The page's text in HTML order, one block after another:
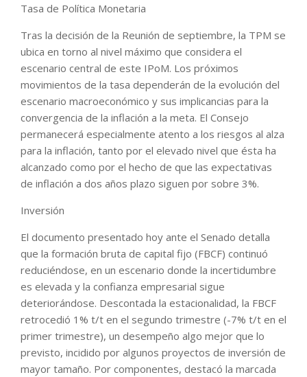
Tasa de Política Monetaria
Tras la decisión de la Reunión de septiembre, la TPM se
ubica en torno al nivel máximo que considera el
escenario central de este IPoM. Los próximos
movimientos de la tasa dependerán de la evolución del
escenario macroeconómico y sus implicancias para la
convergencia de la inflación a la meta. El Consejo
permanecerá especialmente atento a los riesgos al alza
para la inflación, tanto por el elevado nivel que ésta ha
alcanzado como por el hecho de que las expectativas
de inflación a dos años plazo siguen por sobre 3%.
Inversión
El documento presentado hoy ante el Senado detalla
que la formación bruta de capital fijo (FBCF) continuó
reduciéndose, en un escenario donde la incertidumbre
es elevada y la confianza empresarial sigue
deteriorándose. Descontada la estacionalidad, la FBCF
retrocedió 1% t/t en el segundo trimestre (-7% t/t en el
primer trimestre), un desempeño algo mejor que lo
previsto, incidido por algunos proyectos de inversión de
mayor tamaño. Por componentes, destacó la marcada